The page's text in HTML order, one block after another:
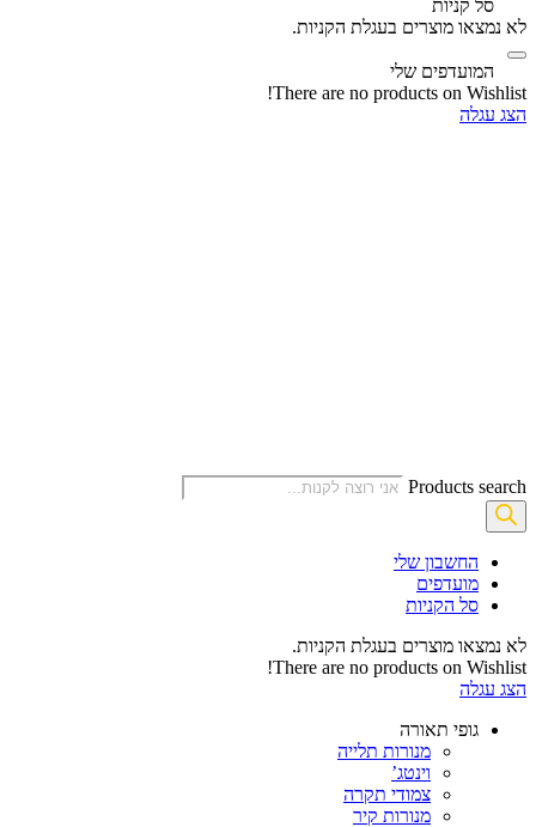
סל קניות‬
לא נמצאו מוצרים בעגלת הקניות.
המועדפים שלי
There are no products on Wishlist!
הצג עגלה
Products search
החשבון שלי‬
‫מועדפים‬‬
סל הקניות
לא נמצאו מוצרים בעגלת הקניות.
There are no products on Wishlist!
הצג עגלה
גופי תאורה
מנורות תלייה
וינטג’
צמודי תקרה
מנורות קיר